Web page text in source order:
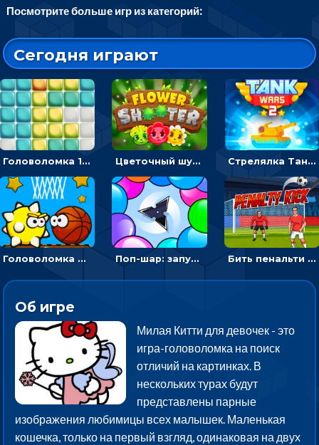
Посмотрите больше игр из категорий:
Сегодня играют
Головоломка 10х10 Цветочный шутер: стрелять пчелками по цветам Стрелялка Танковые войны: бить по танку врага, чтобы уничтожить зло
Головоломка Невероятный баскетбол: проложить путь и отправить мяч в корзину Поп-шар: запускать колючку, чтобы лопать воздушные шарики Бить пенальти по воротам или мишеням - спортивная аркада
Об игре
Милая Китти для девочек - это
игра-головоломка на поиск
отличий на картинках. В
нескольких турах будут
представлены парные
изображения любимицы всех малышек. Маленькая
кошечка, только на первый взгляд, одинаковая на двух